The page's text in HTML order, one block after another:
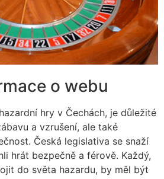
o webu
hry v Čechách, je důležité
a vzrušení, ale také
Česká legislativa se snaží
hrát bezpečně a férově. Každý,
do světa hazardu, by měl být